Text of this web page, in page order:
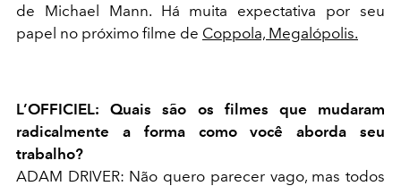
de Michael Mann. Há muita expectativa por seu
papel no próximo filme de Coppola, Megalópolis.
L’OFFICIEL:Quais são os filmes que mudaram
radicalmente a forma como você aborda seu
trabalho?
ADAM DRIVER: Não quero parecer vago, mas todos